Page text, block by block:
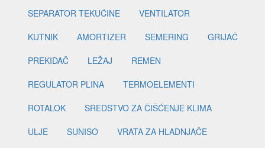
SEPARATOR TEKUĆINE
VENTILATOR
KUTNIK
AMORTIZER SEMERING
GRIJAČ
PREKIDAČ
LEŽAJ
REMEN
REGULATOR PLINA
TERMOELEMENTI
ROTALOK
SREDSTVO ZA ČIŠĆENJE KLIMA
ULJE
SUNISO
VRATA ZA HLADNJAČE